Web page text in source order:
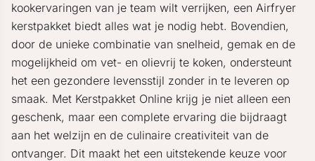
kookervaringen van je team wilt verrijken, een Airfryer
kerstpakket biedt alles wat je nodig hebt. Bovendien,
door de unieke combinatie van snelheid, gemak en de
mogelijkheid om vet- en olievrij te koken, ondersteunt
het een gezondere levensstijl zonder in te leveren op
smaak. Met Kerstpakket Online krijg je niet alleen een
geschenk, maar een complete ervaring die bijdraagt
aan het welzijn en de culinaire creativiteit van de
ontvanger. Dit maakt het een uitstekende keuze voor